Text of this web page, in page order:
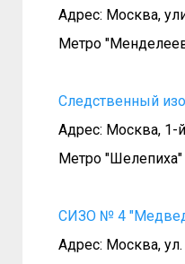
Адрес: Москва,
Метро
Следственный
Адрес: Москва, 1-
Метро "Шелепиха"
СИЗО № 4
Адрес: Москва,